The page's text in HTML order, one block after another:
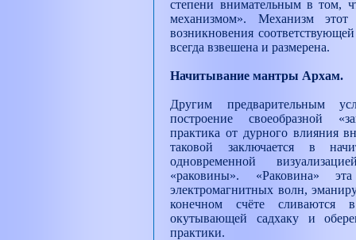
степени внимательным в том,
механизмом». Механизм
возникновения
всегда взвешена и размерена.
Начитывание мантры Архам.
Другим предварительным
построение своеобразной
практика от дурного влияния
таковой заключается в
одновременной
«раковины». «Раковина»
электромагнитных волн,
конечном счёте сливаются
окутывающей садхаку и
практики.